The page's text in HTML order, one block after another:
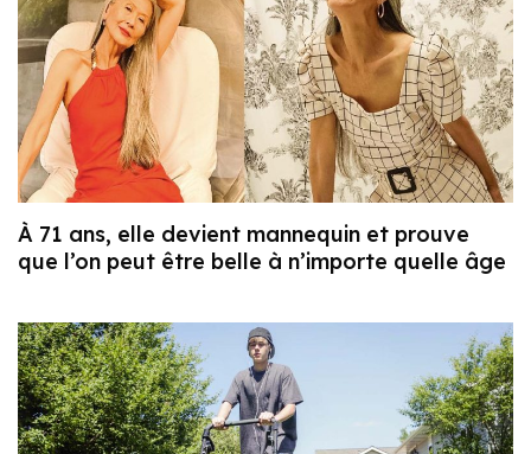
À 71 ans, elle devient mannequin et prouve
que l’on peut être belle à n’importe quelle âge